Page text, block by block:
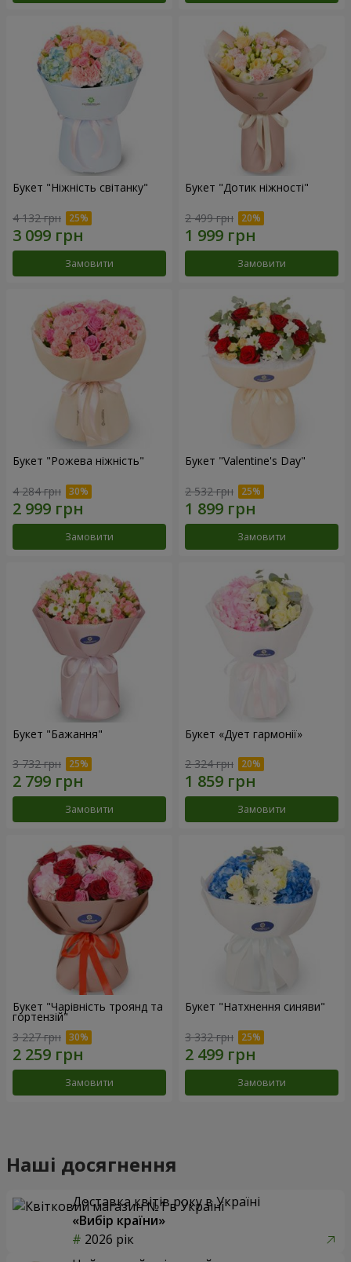
Букет "Ніжність світанку"
4 132 грн
Замовити
Букет "Дотик ніжності"
2 499 грн
Замовити
Букет "Рожева ніжність"
4 284 грн
Замовити
Букет "Valentine's Day"
2 532 грн
Замовити
Букет "Бажання"
3 732 грн
Замовити
Букет «Дует гармонії»
2 324 грн
Замовити
Букет "Чарівність троянд та
гортензій"
3 227 грн
Замовити
Букет "Натхнення синяви"
3 332 грн
Замовити
Наші досягнення
Доставка квітів року в Україні
«Вибір країни»
2026 рік